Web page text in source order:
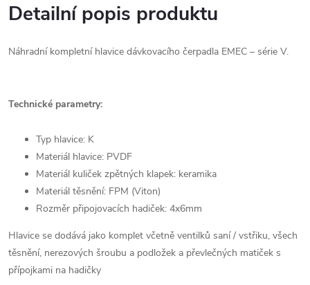
Detailní popis produktu
Náhradní kompletní hlavice dávkovacího čerpadla EMEC – série V.
Technické parametry:
Typ hlavice: K
Materiál hlavice: PVDF
Materiál kuliček zpětných klapek: keramika
Materiál těsnění: FPM (Viton)
Rozměr připojovacích hadiček: 4x6mm
Hlavice se dodává jako komplet včetně ventilků saní / vstřiku, všech
těsnění, nerezových šroubu a podložek a převlečných matiček s
přípojkami na hadičky